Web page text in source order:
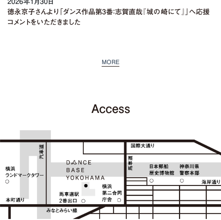
2026年1月30日
徳永京子さんより「ダンス作品第3番：志賀直哉『城の崎にて』」へ応援
コメントをいただきました
MORE
Access